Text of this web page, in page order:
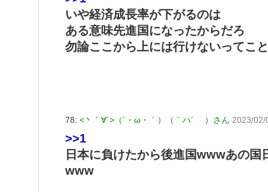
いや経済成長率が下がるのは
ある意味先進国になったからだろ
勿論ここから上には行けないってこ
78: <丶｀∀´>（´・ω・｀）（｀ハ´ ）さん 2023/
>>1
日本に負けたから後進国wwwあの
www